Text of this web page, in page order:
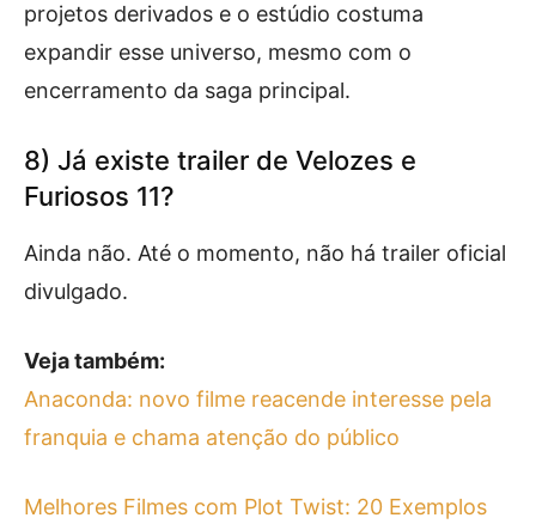
projetos derivados e o estúdio costuma
expandir esse universo, mesmo com o
encerramento da saga principal.
8) Já existe trailer de Velozes e
Furiosos 11?
Ainda não. Até o momento, não há trailer oficial
divulgado.
Veja também:
Anaconda: novo filme reacende interesse pela
franquia e chama atenção do público
Melhores Filmes com Plot Twist: 20 Exemplos